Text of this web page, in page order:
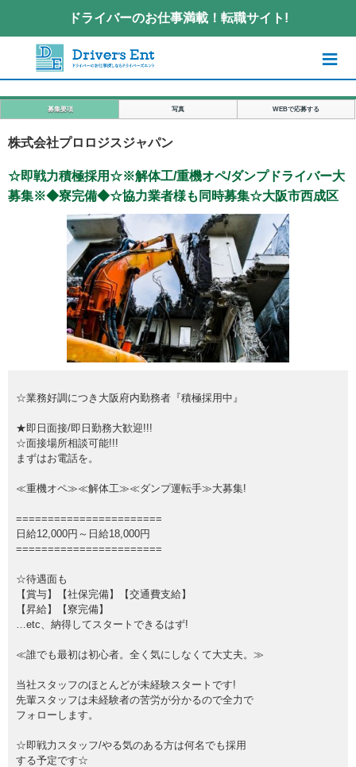
ドライバーのお仕事満載！転職サイト!
≡
募集要項 写真 WEBで応募する
株式会社プロロジスジャパン
☆即戦力積極採用☆※解体工/重機オペ/ダンプドライバー大
募集※◆寮完備◆☆協力業者様も同時募集☆大阪市西成区
☆業務好調につき大阪府内勤務者『積極採用中』
★即日面接/即日勤務大歓迎!!!
☆面接場所相談可能!!!
まずはお電話を。
≪重機オペ≫≪解体工≫≪ダンプ運転手≫大募集!
=======================
日給12,000円～日給18,000円
=======================
☆待遇面も
【賞与】【社保完備】【交通費支給】
【昇給】【寮完備】
…etc、納得してスタートできるはず!
≪誰でも最初は初心者。全く気にしなくて大丈夫。≫
当社スタッフのほとんどが未経験スタートです!
先輩スタッフは未経験者の苦労が分かるので全力で
フォローします。
☆即戦力スタッフ/やる気のある方は何名でも採用
する予定です☆